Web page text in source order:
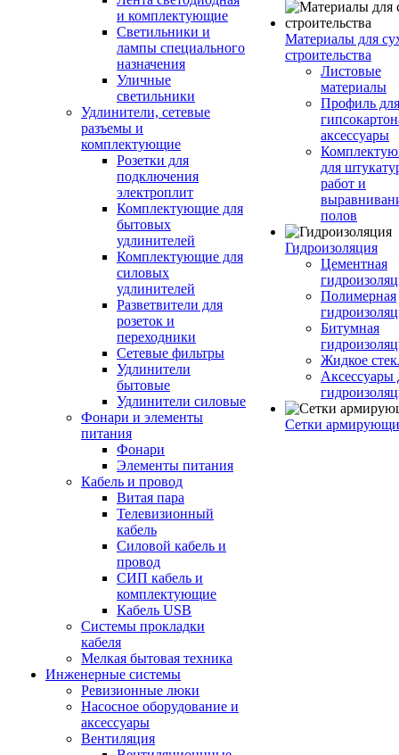
и комплектующие
Светильники и
лампы специального
назначения
Уличные
светильники
Удлинители, сетевые
разъемы и
комплектующие
Розетки для
подключения
электроплит
Комплектующие для
бытовых
удлинителей
Комплектующие для
силовых
удлинителей
Разветвители для
розеток и
переходники
Сетевые фильтры
Удлинители
бытовые
Удлинители силовые
Фонари и элементы
питания
Фонари
Элементы питания
Кабель и провод
Витая пара
Телевизионный
кабель
Силовой кабель и
провод
СИП кабель и
комплектующие
Кабель USB
Системы прокладки
кабеля
Мелкая бытовая техника
Инженерные системы
Ревизионные люки
Насосное оборудование и
аксессуары
Вентиляция
Материалы для
строительства
Листовые
материалы
Профиль для
аксессуары
для
работ и
полов
Гидроизоляция
Цементная
Полимерная
Битумная
Жидкое
Аксессуары
Сетки